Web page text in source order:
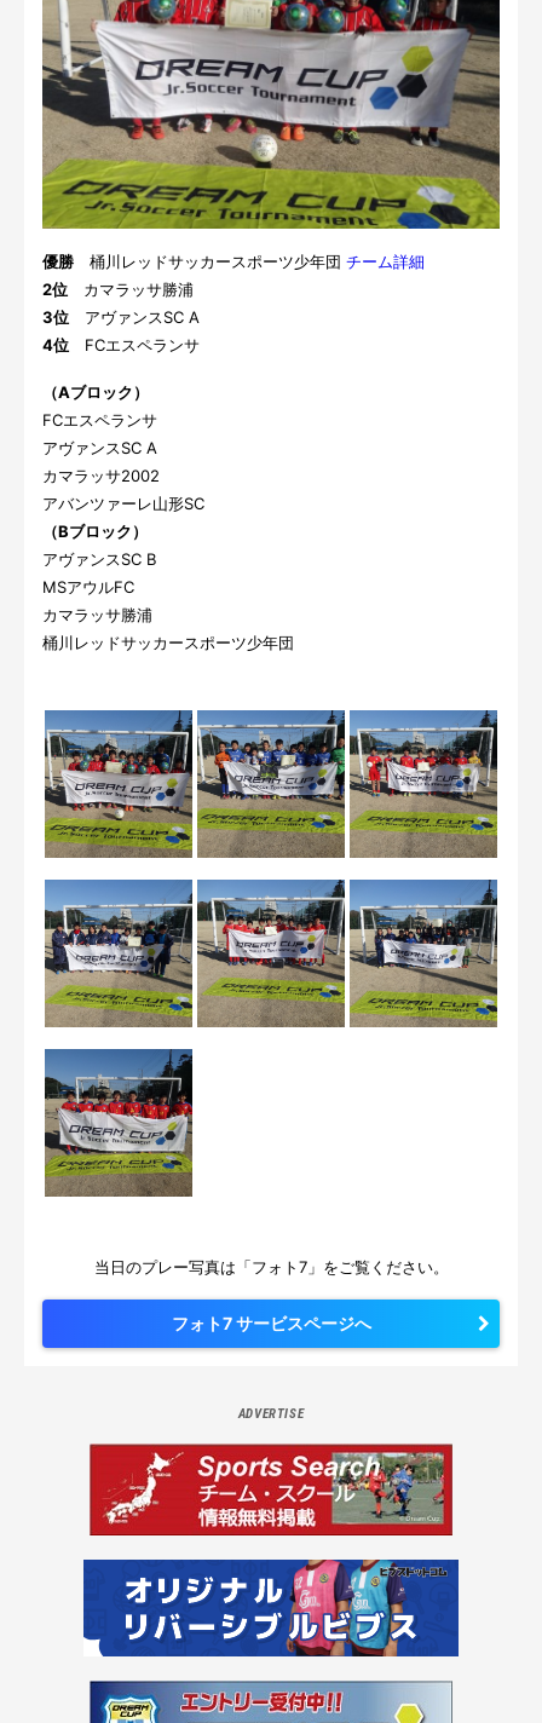
ADVERTISE
優勝 桶川レッドサッカースポーツ少年団 チーム詳細
2位 カマラッサ勝浦
3位 アヴァンスSC A
4位 FCエスペランサ
（Aブロック）
FCエスペランサ
アヴァンスSC A
カマラッサ2002
アバンツァーレ山形SC
（Bブロック）
アヴァンスSC B
MSアウルFC
カマラッサ勝浦
桶川レッドサッカースポーツ少年団
当日のプレー写真は「フォト7」をご覧ください。
フォト7 サービスページへ